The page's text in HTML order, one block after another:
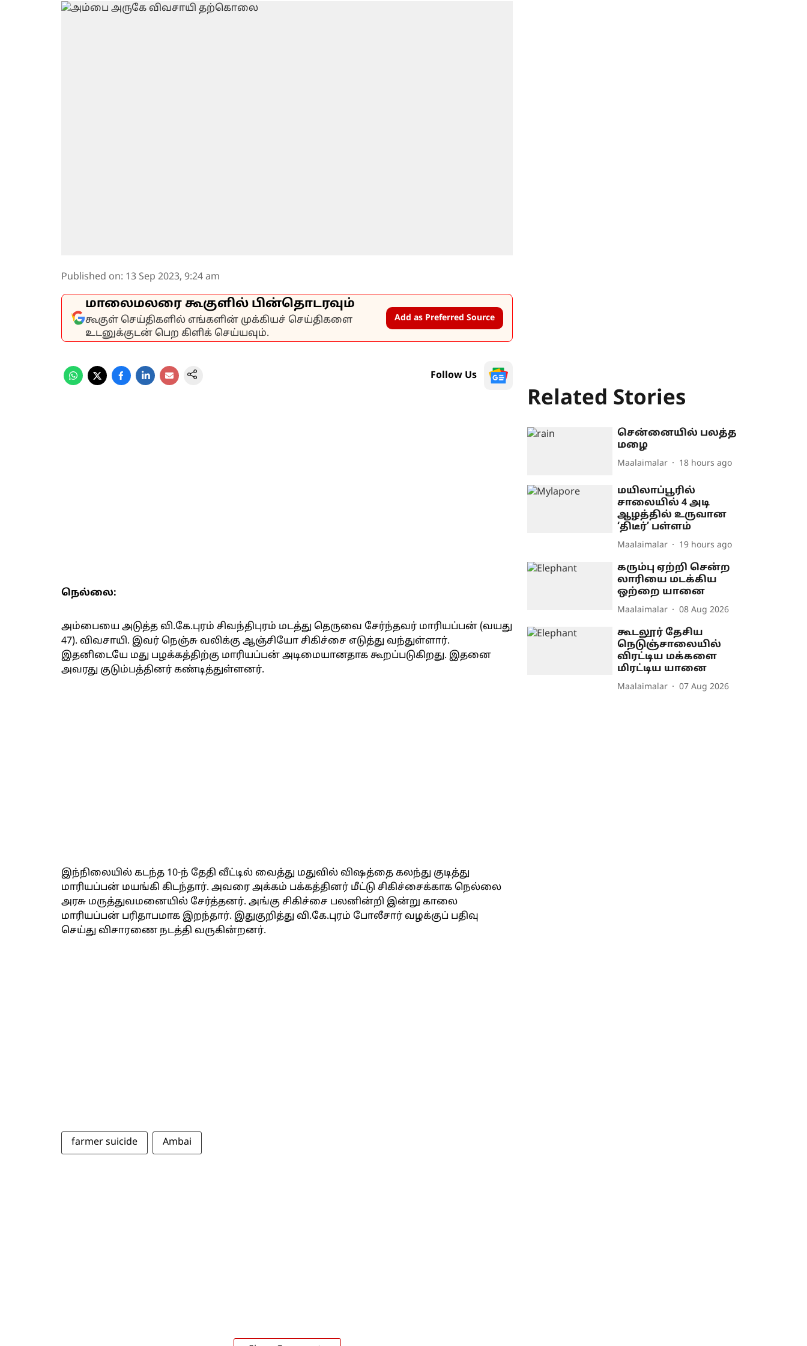
Published on: 13 Sep 2023, 9:24 am
மாலைமலரை கூகுளில் பின்தொடரவும்
கூகுள் செய்திகளில் எங்களின் முக்கியச் செய்திகளை
உடனுக்குடன் பெற கிளிக் செய்யவும்.
Add as Preferred Source
Follow Us
நெல்லை:
அம்பையை அடுத்த வி.கே.புரம் சிவந்திபுரம் மடத்து தெருவை சேர்ந்தவர் மாரியப்பன் (வயது
47). விவசாயி. இவர் நெஞ்சு வலிக்கு ஆஞ்சியோ சிகிச்சை எடுத்து வந்துள்ளார்.
இதனிடையே மது பழக்கத்திற்கு மாரியப்பன் அடிமையானதாக கூறப்படுகிறது. இதனை
அவரது குடும்பத்தினர் கண்டித்துள்ளனர்.
இந்நிலையில் கடந்த 10-ந் தேதி வீட்டில் வைத்து மதுவில் விஷத்தை கலந்து குடித்து
மாரியப்பன் மயங்கி கிடந்தார். அவரை அக்கம் பக்கத்தினர் மீட்டு சிகிச்சைக்காக நெல்லை
அரசு மருத்துவமனையில் சேர்த்தனர். அங்கு சிகிச்சை பலனின்றி இன்று காலை
மாரியப்பன் பரிதாபமாக இறந்தார். இதுகுறித்து வி.கே.புரம் போலீசார் வழக்குப் பதிவு
செய்து விசாரணை நடத்தி வருகின்றனர்.
farmer suicide Ambai
Related Stories
சென்னையில் பலத்த
மழை
Maalaimalar 18 hours ago
மயிலாப்பூரில்
சாலையில் 4 அடி
ஆழத்தில் உருவான
‘திடீர்’ பள்ளம்
Maalaimalar 19 hours ago
கரும்பு ஏற்றி சென்ற
லாரியை மடக்கிய
ஒற்றை யானை
Maalaimalar 08 Aug 2026
கூடலூர் தேசிய
நெடுஞ்சாலையில்
விரட்டிய மக்களை
மிரட்டிய யானை
Maalaimalar 07 Aug 2026